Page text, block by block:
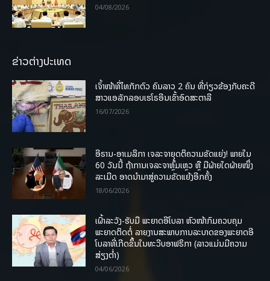
04/08/2026
ຂ່າວຕ່າງປະເທດ
ເຈົ້າໜ້າທີ່ໄທກັກຕົວ ຄົນລາວ 2 ຄົນ ທີ່ກ່ຽວຂ້ອງກັບຄະດີ
ສາວແອລັກລອບເຮໂຣອີນເຂົ້າອົດສະຕາລີ
16/07/2026
ອີຣານ-ອາເມລິກາ ເຈລະຈາຍຸດຕິຄວາມຂັດແຍ່ງ! ພາຍໃນ
60 ວັນນີ້ ຖ້າການເຈລະຈາຫຼົ້ມເຫຼວ ຫຼື ມີຝ່າຍໃດຝ່າຍໜຶ່ງ
ລະເມີດ ອາດນໍາມາສູ່ຄວາມຂັດແຍ້ງອີກຄັ້ງ
18/06/2026
ເຝົ້າລະວັງ-ຮັບມື ພະຍາດອີໂບລາ ຫົວໜ້າກົມຄວບຄຸມ
ພະຍາດຕິດຕໍ່ ລາຍງານສະພາບການລະບາດຂອງພະຍາດອີ
ໂບລາທີ່ເກີດຂຶ້ນໃນທະວີບອາຟຣິກາ (ລາວແມ່ນມີຄວາມ
ສ່ຽງຕໍ່າ)
04/06/2026